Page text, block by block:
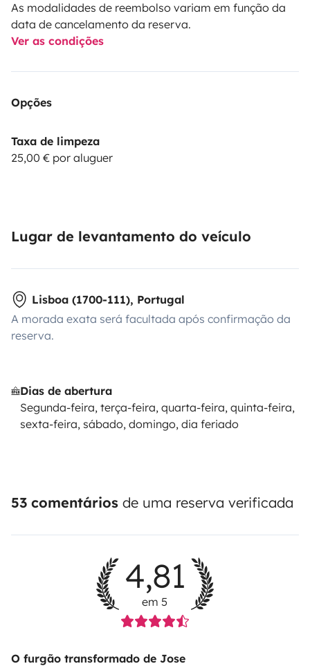
As modalidades de reembolso variam em função da
data de cancelamento da reserva.
Ver as condições
Opções
Taxa de limpeza
25,00 € por aluguer
Lugar de levantamento do veículo
Lisboa (1700-111), Portugal
A morada exata será facultada após confirmação da
reserva.
Dias de abertura
Segunda-feira, terça-feira, quarta-feira, quinta-feira,
sexta-feira, sábado, domingo, dia feriado
53 comentários de uma reserva verificada
4,81
em 5
O furgão transformado de Jose